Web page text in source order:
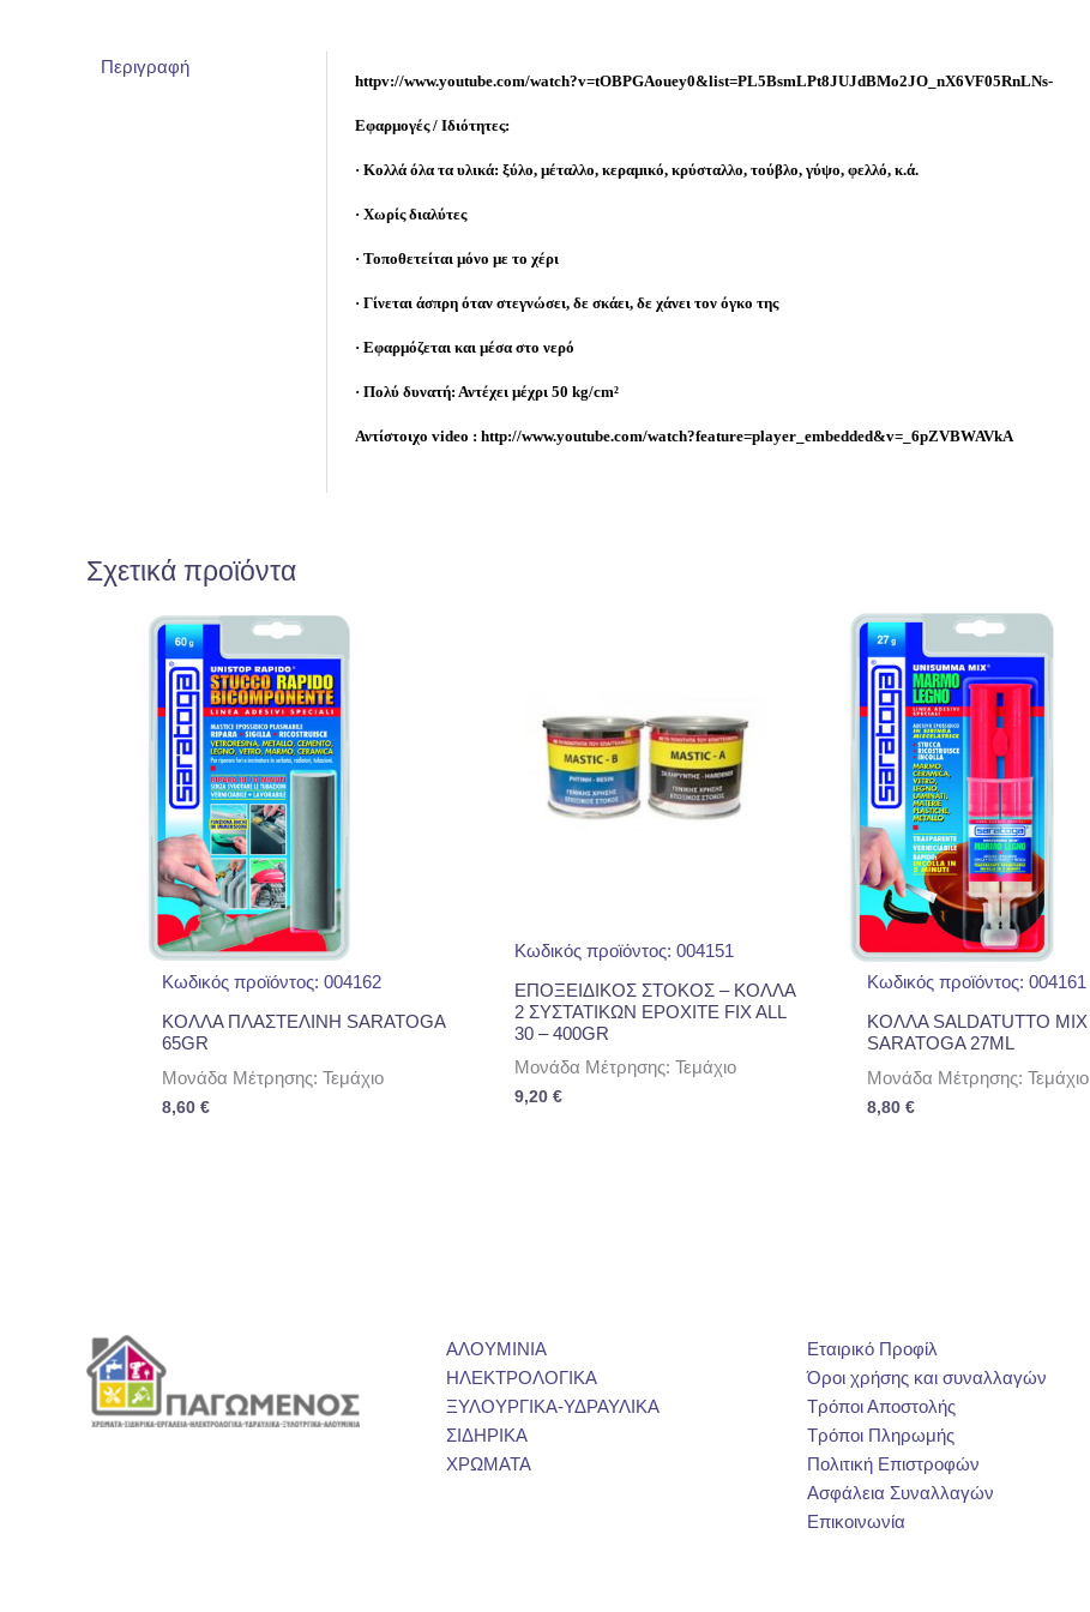
Περιγραφή
httpv://www.youtube.com/watch?v=tOBPGAouey0&list=PL5BsmLPt8JUJdBMo2JO_nX6VF05RnLNs-
Εφαρµογές / Ιδιότητες:
· Κολλά όλα τα υλικά: ξύλο, µέταλλο, κεραµικό, κρύσταλλο, τούβλο, γύψο, φελλό, κ.ά.
· Χωρίς διαλύτες
· Τοποθετείται µόνο µε το χέρι
· Γίνεται άσπρη όταν στεγνώσει, δε σκάει, δε χάνει τον όγκο της
· Εφαρµόζεται και µέσα στο νερό
· Πολύ δυνατή: Αντέχει µέχρι 50 kg/cm²
Αντίστοιχο video : http://www.youtube.com/watch?feature=player_embedded&v=_6pZVBWAVkA
Σχετικά προϊόντα
Κωδικός προϊόντος: 004162
ΚΟΛΛΑ ΠΛΑΣΤΕΛΙΝΗ SARATOGA
65GR
Μονάδα Μέτρησης: Τεμάχιο
8,60 €
Κωδικός προϊόντος: 004151
ΕΠΟΞΕΙΔΙΚΟΣ ΣΤΟΚΟΣ – ΚΟΛΛΑ
2 ΣΥΣΤΑΤΙΚΩΝ EPOXITE FIX ALL
30 – 400GR
Μονάδα Μέτρησης: Τεμάχιο
9,20 €
Κωδικός προϊόντος: 004161
ΚΟΛΛΑ SALDATUTTO MIX
SARATOGA 27ML
Μονάδα Μέτρησης: Τεμάχιο
8,80 €
ΑΛΟΥΜΙΝΙΑ
ΗΛΕΚΤΡΟΛΟΓΙΚΑ
ΞΥΛΟΥΡΓΙΚΑ-ΥΔΡΑΥΛΙΚΑ
ΣΙΔΗΡΙΚΑ
ΧΡΩΜΑΤΑ
Εταιρικό Προφίλ
Όροι χρήσης και συναλλαγών
Τρόποι Αποστολής
Τρόποι Πληρωμής
Πολιτική Επιστροφών
Ασφάλεια Συναλλαγών
Επικοινωνία